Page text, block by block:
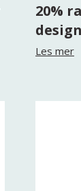
20%
Les mer